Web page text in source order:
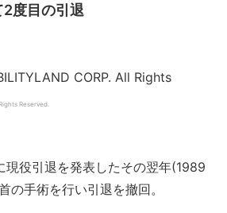
度目の引退
Reserved.
現役引退を発表したその翌年(1989
の手術を行い引退を撤回。